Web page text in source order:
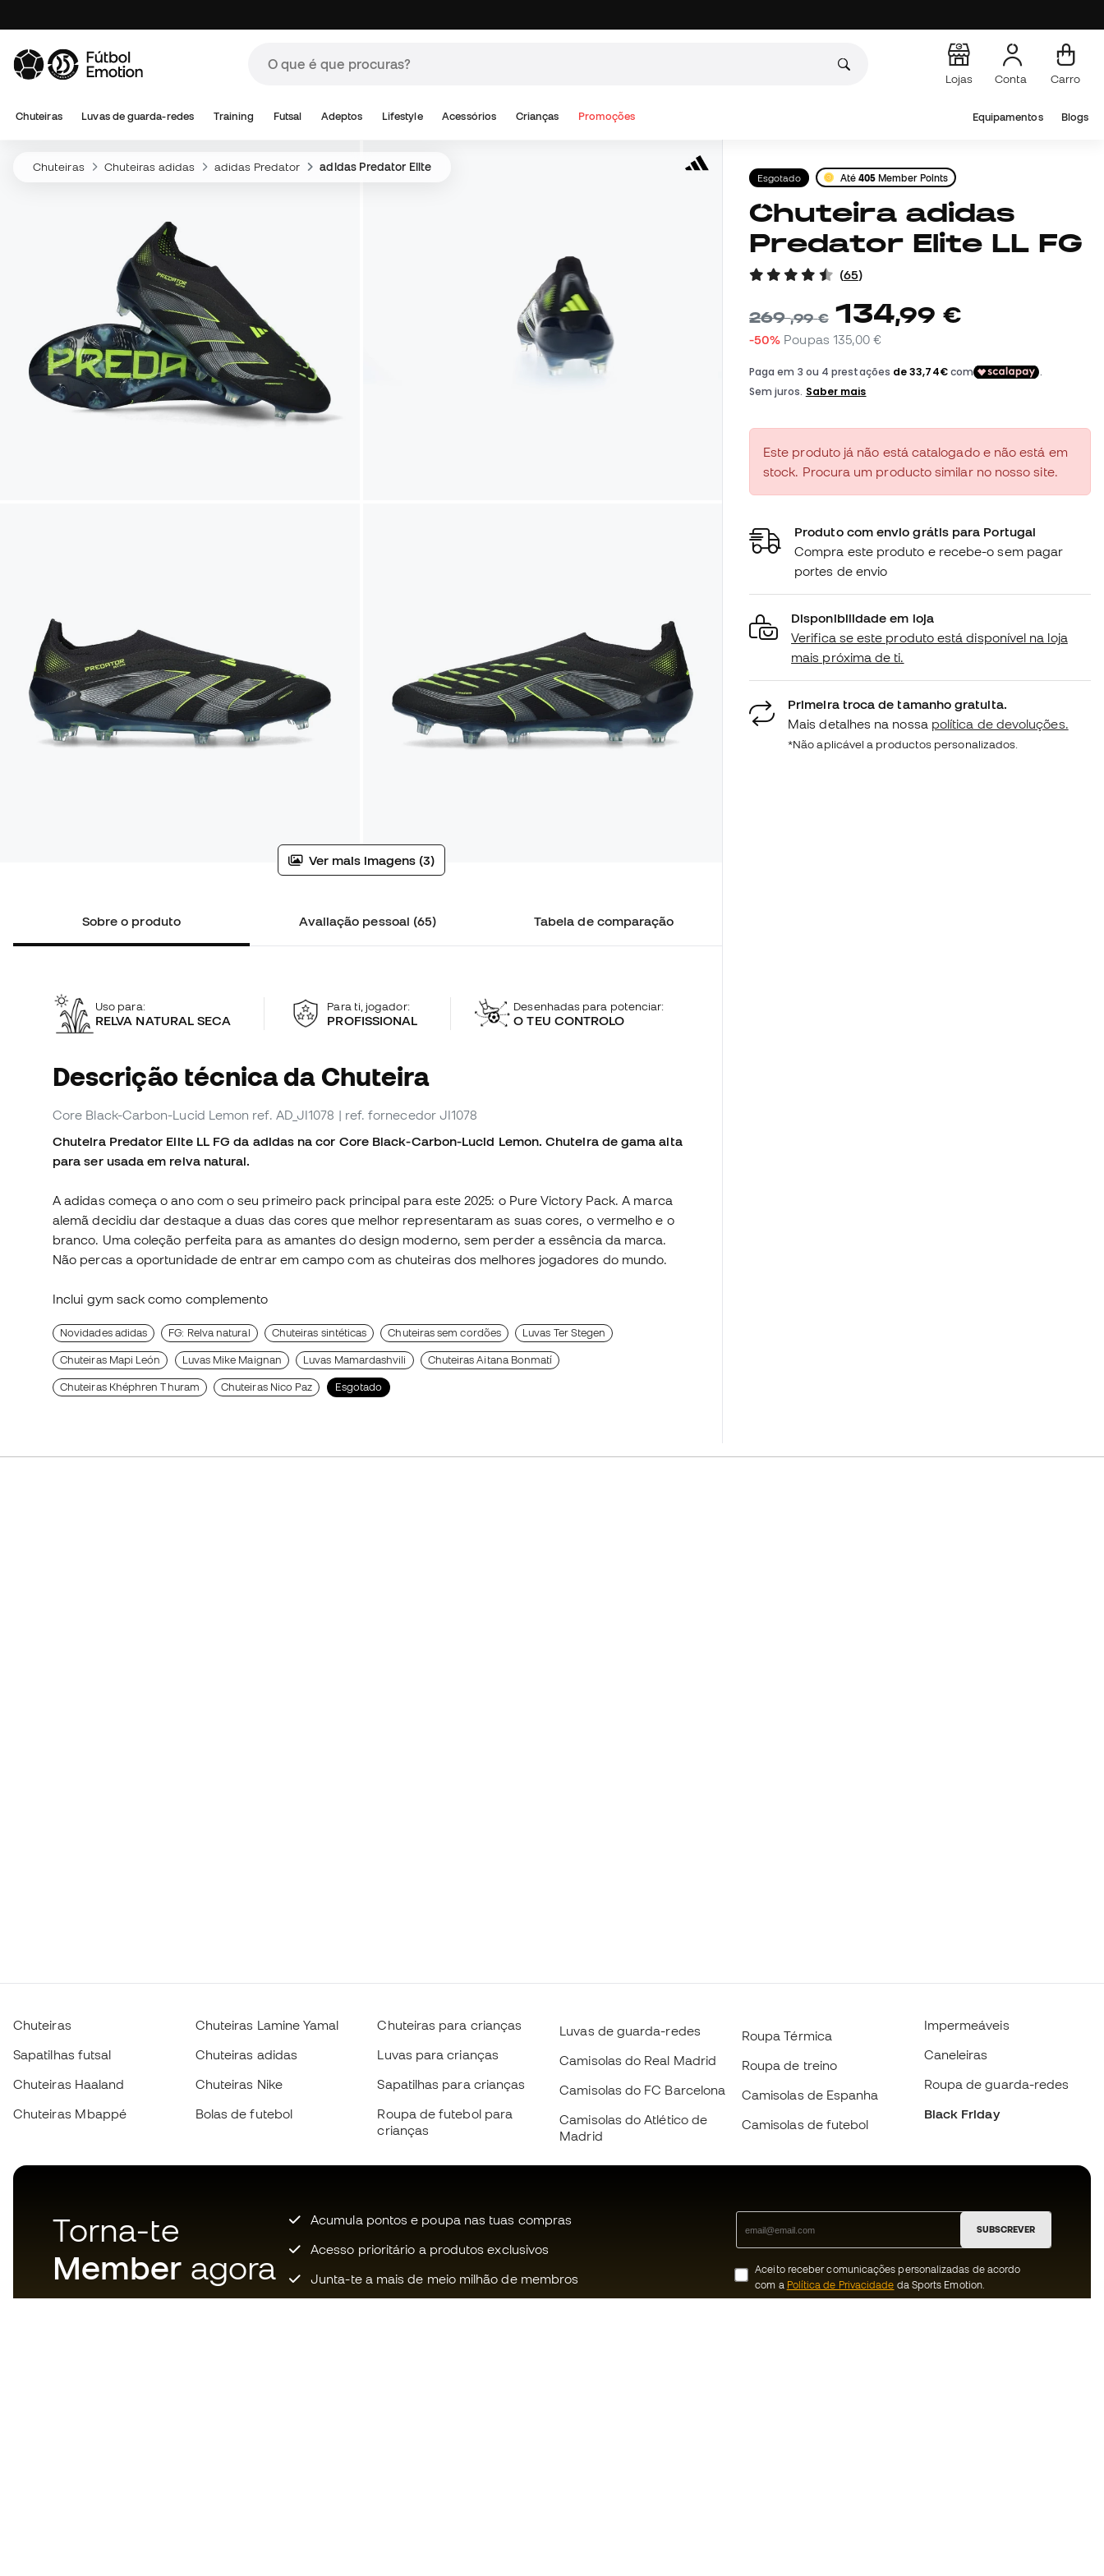
Lojas Conta Carro
Chuteiras Luvas de guarda-redes Training Futsal Adeptos Lifestyle Acessórios Crianças Promoções Equipamentos Blogs
Chuteiras Chuteiras adidas adidas Predator adidas Predator Elite
Ver mais imagens (3)
Sobre o produto Avaliação pessoal (65) Tabela de comparação
Uso para:
RELVA NATURAL SECA
Para ti, jogador:
PROFISSIONAL
Desenhadas para potenciar:
O TEU CONTROLO
Descrição técnica da Chuteira
Core Black-Carbon-Lucid Lemon ref. AD_JI1078 | ref. fornecedor JI1078
Chuteira Predator Elite LL FG da adidas na cor Core Black-Carbon-Lucid Lemon. Chuteira de gama alta
para ser usada em relva natural.
A adidas começa o ano com o seu primeiro pack principal para este 2025: o Pure Victory Pack. A marca
alemã decidiu dar destaque a duas das cores que melhor representaram as suas cores, o vermelho e o
branco. Uma coleção perfeita para as amantes do design moderno, sem perder a essência da marca.
Não percas a oportunidade de entrar em campo com as chuteiras dos melhores jogadores do mundo.
Inclui gym sack como complemento
Novidades adidas FG: Relva natural Chuteiras sintéticas Chuteiras sem cordões Luvas Ter Stegen
Chuteiras Mapi León Luvas Mike Maignan Luvas Mamardashvili Chuteiras Aitana Bonmatí
Chuteiras Khéphren Thuram Chuteiras Nico Paz Esgotado
Esgotado Até 405 Member Points
Chuteira adidas
Predator Elite LL FG
(65)
269,99 € 134,99 €
-50% Poupas 135,00 €
Este produto já não está catalogado e não está em
stock. Procura um producto similar no nosso site.
Produto com envio grátis para Portugal
Compra este produto e recebe-o sem pagar
portes de envio
Disponibilidade em loja
Verifica se este produto está disponível na loja
mais próxima de ti.
Primeira troca de tamanho gratuita.
Mais detalhes na nossa política de devoluções.
*Não aplicável a productos personalizados.
Chuteiras
Sapatilhas futsal
Chuteiras Haaland
Chuteiras Mbappé
Chuteiras Lamine Yamal
Chuteiras adidas
Chuteiras Nike
Bolas de futebol
Chuteiras para crianças
Luvas para crianças
Sapatilhas para crianças
Roupa de futebol para
crianças
Luvas de guarda-redes
Camisolas do Real Madrid
Camisolas do FC Barcelona
Camisolas do Atlético de
Madrid
Roupa Térmica
Roupa de treino
Camisolas de Espanha
Camisolas de futebol
Impermeáveis
Caneleiras
Roupa de guarda-redes
Black Friday
Torna-te
Member agora
Acumula pontos e poupa nas tuas compras
Acesso prioritário a produtos exclusivos
Junta-te a mais de meio milhão de membros
SUBSCREVER
Aceito receber comunicações personalizadas de acordo
com a Política de Privacidade da Sports Emotion.